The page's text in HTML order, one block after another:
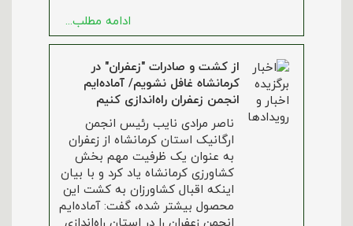
ادامه مطلب...
از کشت و صادرات "زعفران" در
کرمانشاه غافل نشویم/ آماده‌ایم
انجمن زعفران راه‌اندازی کنیم
ناصر مرادی نایب رئیس انجمن
ارگانیک استان کرمانشاه از زعفران
به عنوان یک ظرفیت مهم بخش
کشاورزی کرمانشاه یاد کرد و با بیان
اینکه اقبال کشاورزان به کشت این
محصول بیشتر شده، گفت: آماده‌ایم